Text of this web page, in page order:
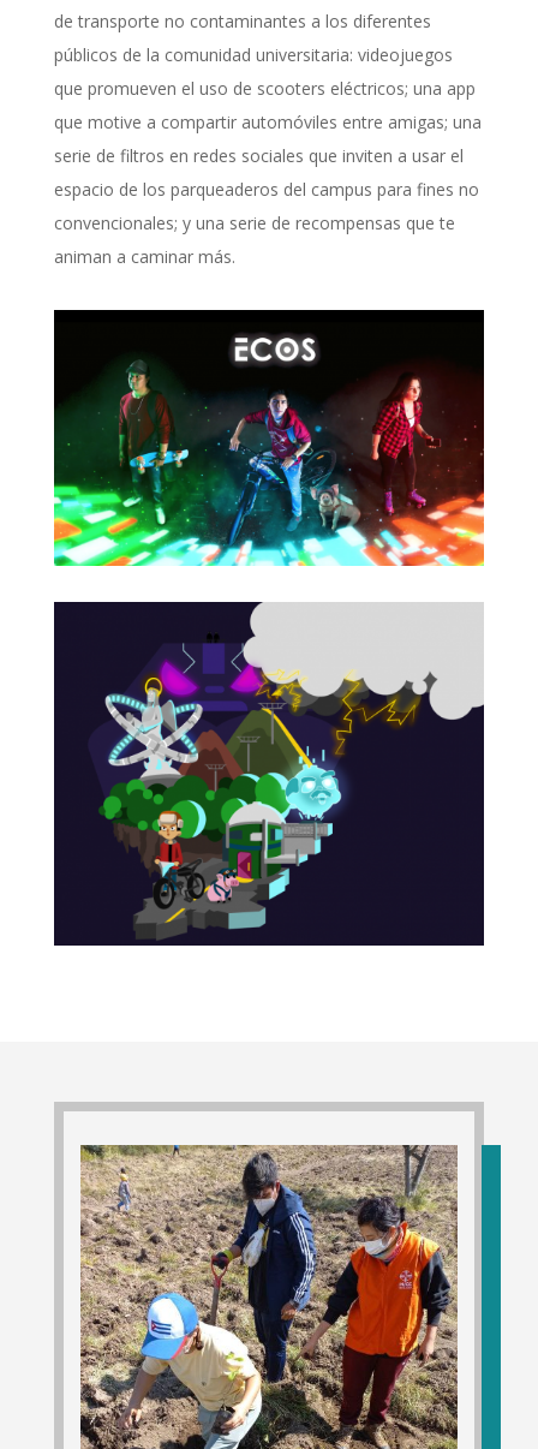
de transporte no contaminantes a los diferentes
públicos de la comunidad universitaria: videojuegos
que promueven el uso de scooters eléctricos; una app
que motive a compartir automóviles entre amigas; una
serie de filtros en redes sociales que inviten a usar el
espacio de los parqueaderos del campus para fines no
convencionales; y una serie de recompensas que te
animan a caminar más.